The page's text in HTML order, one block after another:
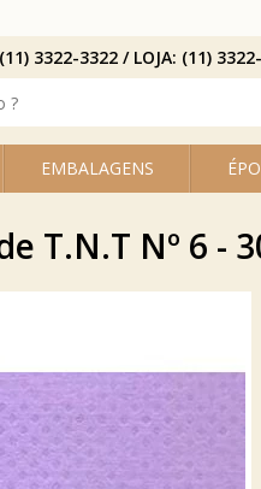
EMBALAGENS
3322-3322 / LOJA: (11)
T.N.T Nº 6 -